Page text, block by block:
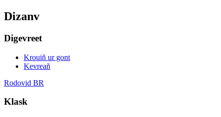
Dizanv
Digevreet
Krouiñ ur gont
Kevreañ
Rodovid BR
Klask